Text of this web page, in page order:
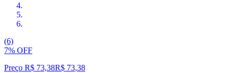
(6)
7% OFF
Preço R$ 73,38R$ 73,38